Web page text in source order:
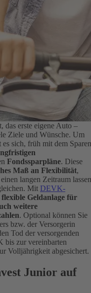
das erste eigene Auto –
Ziele und Wünsche. Um
sich, früh mit dem Sparen
Fondssparpläne. Diese
Maß an Flexibilität,
langen Zeitraum lassen
Mit DEVK-
flexible Geldanlage für
weitere
. Optional können Sie
bzw. der Versorgerin
Tod der versorgenden
bis zur vereinbarten
Volljährigkeit abgesichert.
Junior auf